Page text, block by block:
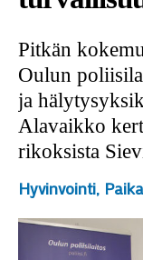
Pitkän
Oulun
ja
Alavaikko
rikoksista
Hyvinvointi,